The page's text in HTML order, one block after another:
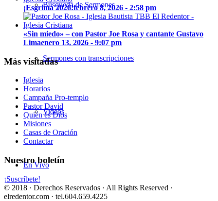
Búsqueda de Sermones
Sermones con transcripciones
Videos
En Vivo
¡Esgrima 2026!febrero 8, 2026 - 2:58 pm
«Sin miedo» – con Pastor Joe Rosa y cantante Gustavo
Limaenero 13, 2026 - 9:07 pm
Más visitadas
Iglesia
Horarios
Campaña Pro-templo
Pastor David
Quién es Dios
Misiones
Casas de Oración
Contactar
Nuestro boletín
¡Suscríbete!
© 2018 · Derechos Reservados · All Rights Reserved ·
elredentor.com · tel.604.659.4225